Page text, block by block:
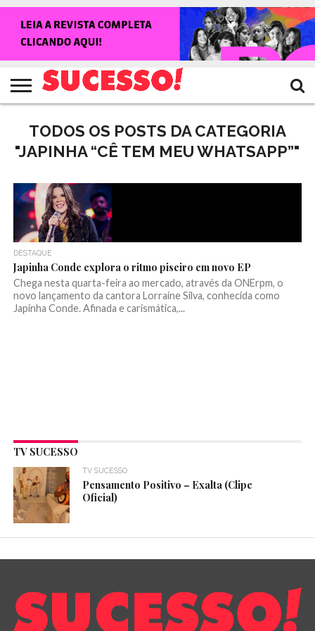
NOTÍCIAS
SHOWS
ENTREVISTAS
CLIQUES
RANKING
CROWLEY
TV
SUCESSO!
REVISTA
SUCESSO!
TODOS OS POSTS DA CATEGORIA
"JAPINHA “CÊ TEM MEU WHATSAPP”"
DESTAQUE
Japinha Conde explora o ritmo piseiro em novo EP
Chega nesta quarta-feira ao mercado, através da ONErpm, o
novo lançamento da cantora Lorraine Silva, conhecida como
Japinha Conde. Afinada e carismática,...
TV SUCESSO
TV SUCESSO
Pensamento Positivo – Exalta (Clipe
Oficial)